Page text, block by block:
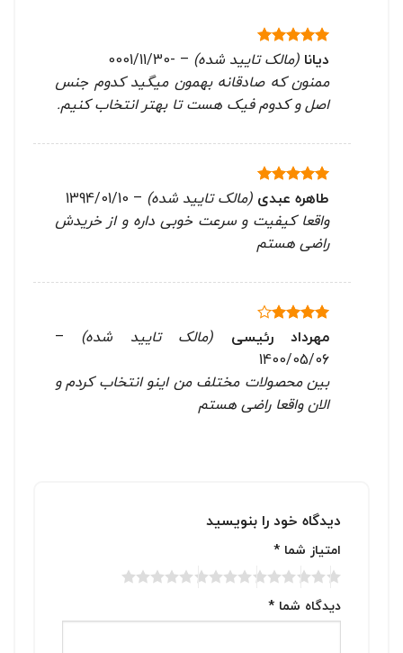
نمره5از
دیانا (مالک تایید شده) –
-0001/11/30
ممنون که صادقانه بهمون میگید کدوم جنس
اصل و کدوم فیک هست تا بهتر انتخاب کنیم.
نمره 5از
طاهره عبدی (مالک تایید شده) –
1394/01/10
واقعا کیفیت و سرعت خوبی داره و از خریدش
راضی هستم
نمره4
از 5
مهرداد رئیسی (مالک تایید شده)
–
1400/05/06
بین محصولات مختلف من اینو انتخاب کردم و
الان واقعا راضی هستم
دیدگاه خود را بنویسید
امتیاز شما *
دیدگاه شما *